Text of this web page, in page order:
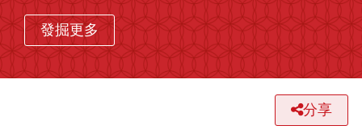
發掘更多
分享